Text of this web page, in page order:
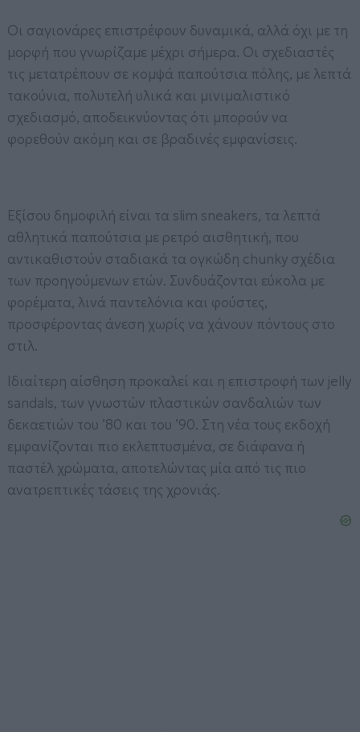
Οι σαγιονάρες επιστρέφουν δυναμικά, αλλά όχι με τη
μορφή που γνωρίζαμε μέχρι σήμερα. Οι σχεδιαστές
τις μετατρέπουν σε κομψά παπούτσια πόλης, με λεπτά
τακούνια, πολυτελή υλικά και μινιμαλιστικό
σχεδιασμό, αποδεικνύοντας ότι μπορούν να
φορεθούν ακόμη και σε βραδινές εμφανίσεις.
Εξίσου δημοφιλή είναι τα slim sneakers, τα λεπτά
αθλητικά παπούτσια με ρετρό αισθητική, που
αντικαθιστούν σταδιακά τα ογκώδη chunky σχέδια
των προηγούμενων ετών. Συνδυάζονται εύκολα με
φορέματα, λινά παντελόνια και φούστες,
προσφέροντας άνεση χωρίς να χάνουν πόντους στο
στιλ.
Ιδιαίτερη αίσθηση προκαλεί και η επιστροφή των jelly
sandals, των γνωστών πλαστικών σανδαλιών των
δεκαετιών του ’80 και του ’90. Στη νέα τους εκδοχή
εμφανίζονται πιο εκλεπτυσμένα, σε διάφανα ή
παστέλ χρώματα, αποτελώντας μία από τις πιο
ανατρεπτικές τάσεις της χρονιάς.